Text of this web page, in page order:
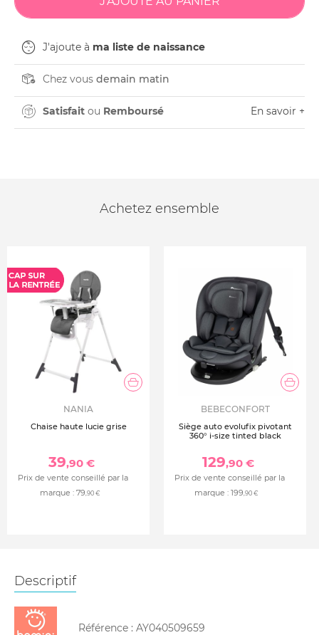
J'ajoute à ma liste de naissance
Chez vous demain matin
Satisfait ou Remboursé En savoir +
Achetez ensemble
NANIA
Chaise haute lucie grise
39,90 €
Prix de vente conseillé par la
marque : 79,90 €
BEBECONFORT
Siège auto evolufix pivotant
360° i-size tinted black
129,90 €
Prix de vente conseillé par la
marque : 199,90 €
Descriptif
Référence : AY040509659